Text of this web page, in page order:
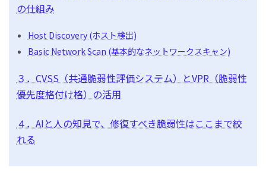
の仕組み
Host Discovery (ホスト検出)
Basic Network Scan (基本的なネットワークスキャン)
３．CVSS（共通脆弱性評価システム）とVPR（脆弱性
優先度格付け格）の活用
４．AIと人の知見で、修復すべき脆弱性はここまで絞
れる